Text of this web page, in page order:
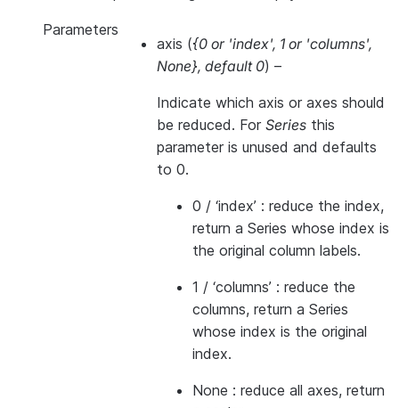
Parameters
axis ({0 or 'index', 1 or 'columns',
None}, default 0) –
Indicate which axis or axes should
be reduced. For Series this
parameter is unused and defaults
to 0.
0 / ‘index’ : reduce the index,
return a Series whose index is
the original column labels.
1 / ‘columns’ : reduce the
columns, return a Series
whose index is the original
index.
None : reduce all axes, return